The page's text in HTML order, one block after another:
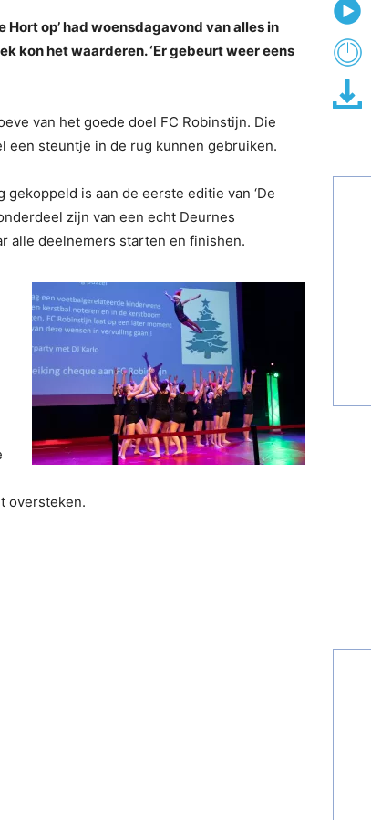
op’ had woensdagavond van alles in
kon het waarderen. ‘Er gebeurt weer eens
van het goede doel FC Robinstijn. Die
steuntje in de rug kunnen gebruiken.
is aan de eerste editie van ‘De
zijn van een echt Deurnes
alle deelnemers starten en finishen.
oversteken.